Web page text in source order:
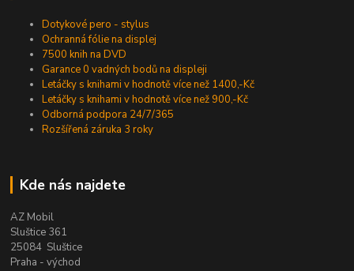
Dotykové pero - stylus
Ochranná fólie na displej
7500 knih na DVD
Garance 0 vadných bodů na displeji
Letáčky s knihami v hodnotě více než 1400,-Kč
Letáčky s knihami v hodnotě více než 900,-Kč
Odborná podpora 24/7/365
Rozšířená záruka 3 roky
Kde nás najdete
AZ Mobil
Sluštice 361
25084 Sluštice
Praha - východ